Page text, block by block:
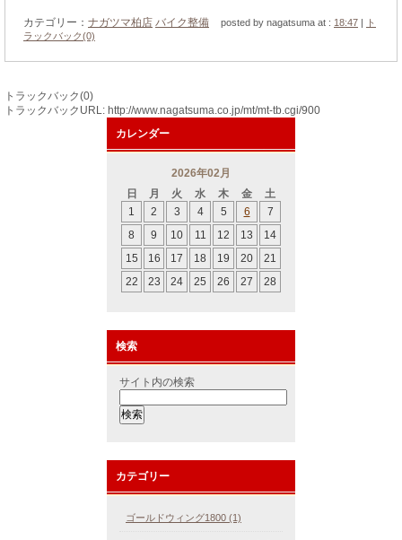
カテゴリー： ナガツマ柏店 バイク整備 posted by nagatsuma at : 18:47 |
ト
ラックバック(0)
トラックバック(0)
トラックバックURL: http://www.nagatsuma.co.jp/mt/mt-tb.cgi/900
カレンダー
2026年02月
日
月 火 水 木 金
土
1
2 3 4 5 6
7
8
9 10 11 12 13
14
15
16 17 18 19 20
21
22
23 24 25 26 27 28
検索
サイト内の検索
カテゴリー
ゴールドウィング1800 (1)